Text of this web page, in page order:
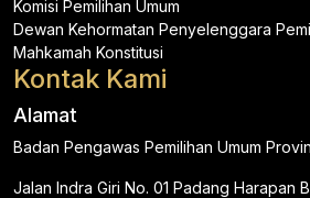
Komisi Pemilihan Umum
Dewan Kehormatan Penyelenggara
Mahkamah Konstitusi
Kontak Kami
Alamat
Badan Pengawas Pemilihan Umum
Jalan Indra Giri No. 01 Padang Harapan